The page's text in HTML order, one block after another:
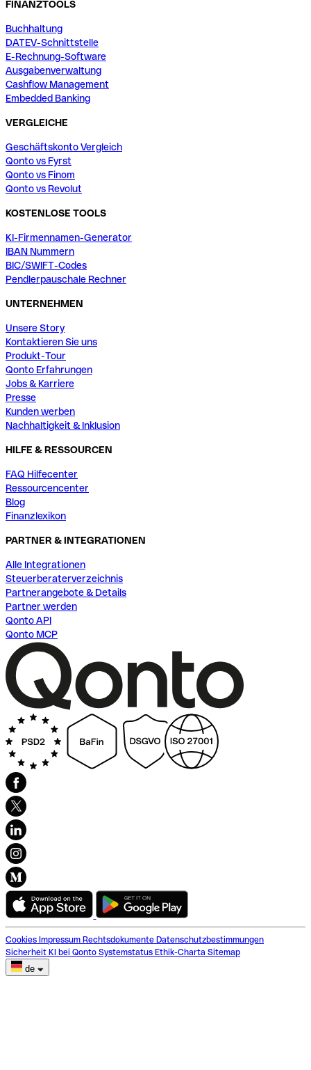
FINANZTOOLS
Buchhaltung
DATEV-Schnittstelle
E-Rechnung-Software
Ausgabenverwaltung
Cashflow Management
Embedded Banking
VERGLEICHE
Geschäftskonto Vergleich
Qonto vs Fyrst
Qonto vs Finom
Qonto vs Revolut
KOSTENLOSE TOOLS
KI-Firmennamen-Generator
IBAN Nummern
BIC/SWIFT-Codes
Pendlerpauschale Rechner
UNTERNEHMEN
Unsere Story
Kontaktieren Sie uns
Produkt-Tour
Qonto Erfahrungen
Jobs & Karriere
Presse
Kunden werben
Nachhaltigkeit & Inklusion
HILFE & RESSOURCEN
FAQ Hilfecenter
Ressourcencenter
Blog
Finanzlexikon
PARTNER & INTEGRATIONEN
Alle Integrationen
Steuerberaterverzeichnis
Partnerangebote & Details
Partner werden
Qonto API
Qonto MCP
Cookies Impressum Rechtsdokumente Datenschutzbestimmungen
Sicherheit KI bei Qonto Systemstatus Ethik-Charta Sitemap
de